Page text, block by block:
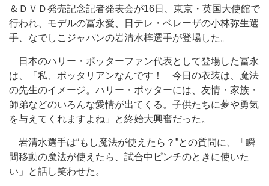
＆ＤＶＤ発売記念記者発表会が16日、東京・英国大使館で
行われ、モデルの冨永愛、日テレ・ベレーザの小林弥生選
手、なでしこジャパンの岩清水梓選手が登場した。
日本のハリー・ポッターファン代表として登場した冨永
は、「私、ポッタリアンなんです！ 今日の衣装は、魔法
の先生のイメージ。ハリー・ポッターには、友情・家族・
師弟などのいろんな愛情が出てくる。子供たちに夢や勇気
を与えてくれますよね」と終始大興奮だった。
岩清水選手は“もし魔法が使えたら？”との質問に、「瞬
間移動の魔法が使えたら、試合中ピンチのときに使いた
い」と話し笑わせた。